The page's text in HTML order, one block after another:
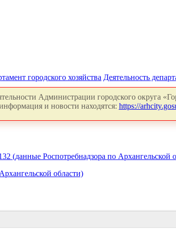
городского хозяйства Деятельность
Администрации городского округа
и новости находятся: https://
(данные Роспотребнадзора по Архангельской
области)